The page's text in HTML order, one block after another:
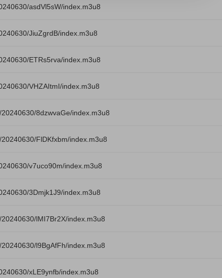
asdVl5sW/index.m3u8
JiuZgrdB/index.m3u8
ETRs5rva/index.m3u8
VHZAItmI/index.m3u8
8dzwvaGe/index.m3u8
FlDKfxbm/index.m3u8
v7uco90m/index.m3u8
3Dmjk1J9/index.m3u8
lMI7Br2X/index.m3u8
l9BgAfFh/index.m3u8
xLE9ynfb/index.m3u8